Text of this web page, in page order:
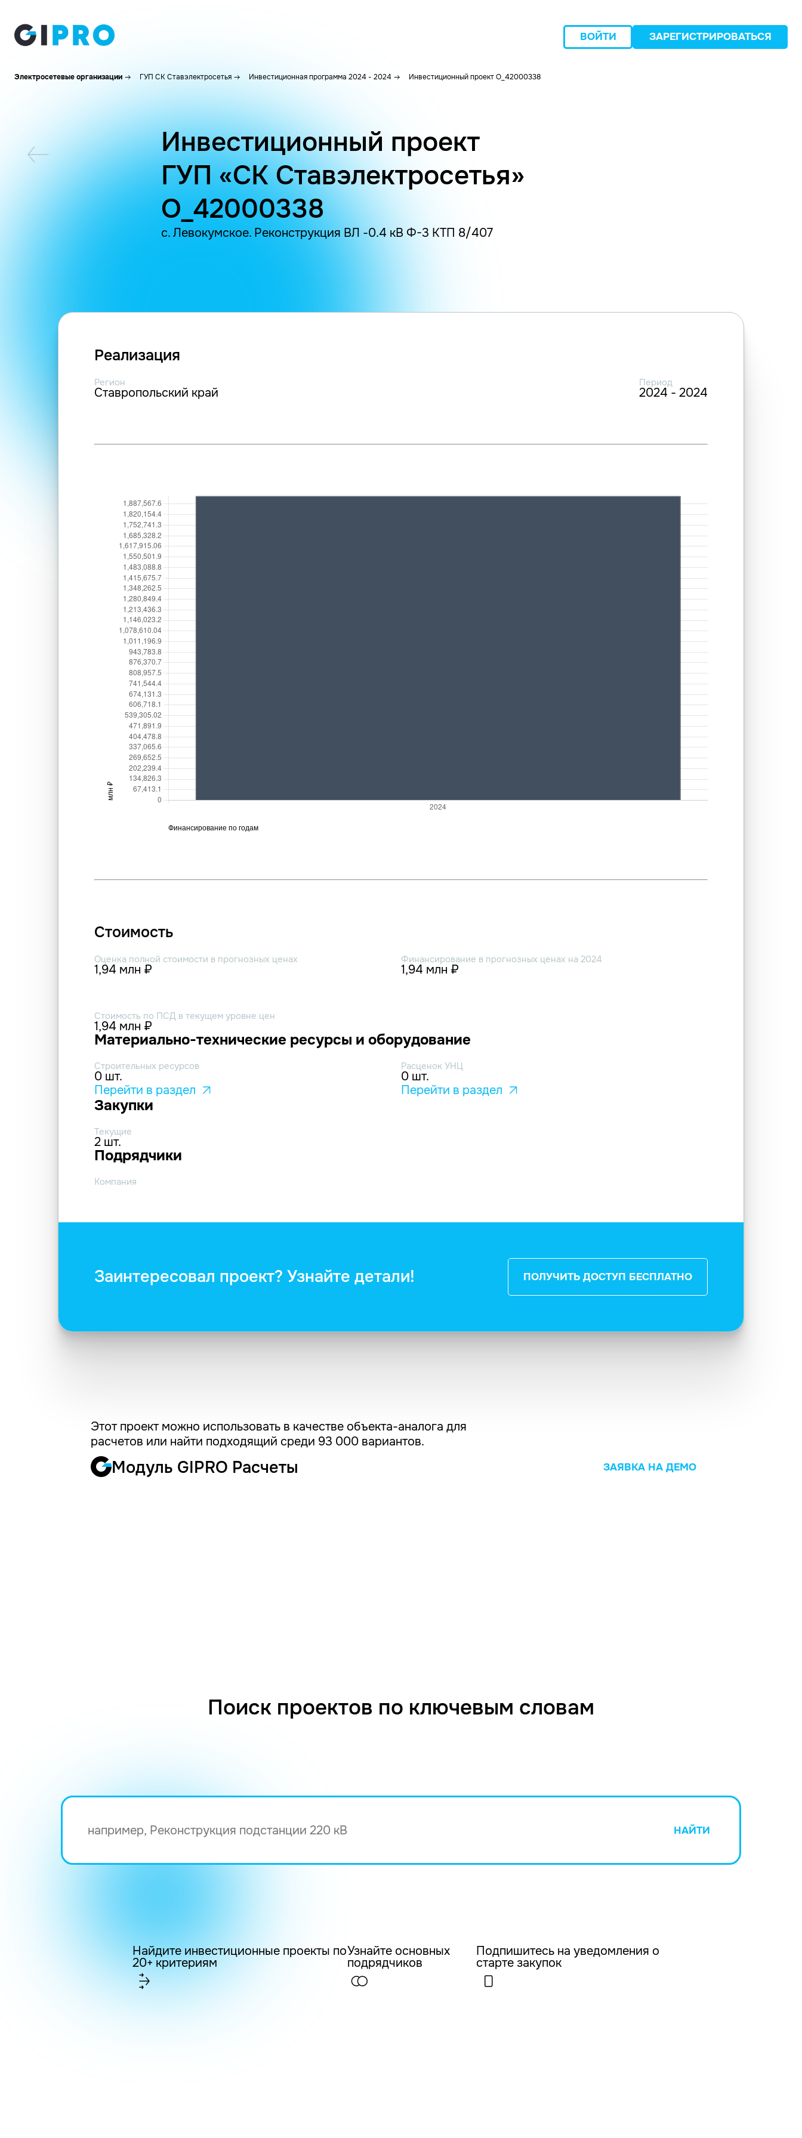
ВОЙТИ ЗАРЕГИСТРИРОВАТЬСЯ
Электросетевые организации ГУП СК Ставэлектросетья Инвестиционная программа 2024 - 2024 Инвестиционный проект O_42000338
Инвестиционный проект
ГУП «СК Ставэлектросетья»
O_42000338
с. Левокумское. Реконструкция ВЛ -0.4 кВ Ф-3 КТП 8/407
Реализация
Регион
Ставропольский край
Период
2024 - 2024
Стоимость
Оценка полной стоимости в прогнозных ценах
1,94 млн ₽
Финансирование в прогнозных ценах на 2024
1,94 млн ₽
Стоимость по ПСД в текущем уровне цен
1,94 млн ₽
Материально-технические ресурсы и оборудование
Строительных ресурсов
0 шт.
Перейти в раздел
Расценок УНЦ
0 шт.
Перейти в раздел
Закупки
Текущие
2 шт.
Подрядчики
Компания
Заинтересовал проект? Узнайте детали! ПОЛУЧИТЬ ДОСТУП БЕСПЛАТНО
Этот проект можно использовать в качестве объекта-аналога для
расчетов или найти подходящий среди 93 000 вариантов.
Модуль GIPRO Расчеты ЗАЯВКА НА ДЕМО
Поиск проектов по ключевым словам
НАЙТИ
Найдите инвестиционные проекты по
20+ критериям
Узнайте основных
подрядчиков
Подпишитесь на уведомления о
старте закупок